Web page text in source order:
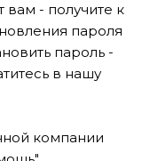
вам - получите к
пароля
пароль -
в нашу
компании